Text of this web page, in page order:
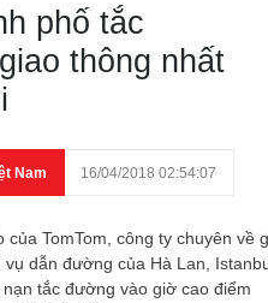
phố tắc
thông nhất
Nam 16/04/2018 02:54:07
của TomTom, công ty chuyên về
vụ dẫn đường của Hà Lan,
tắc đường vào giờ cao điểm